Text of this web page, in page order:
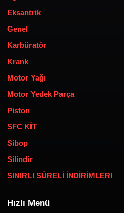
Eksantrik
Genel
Karbüratör
Krank
Motor Yağı
Motor Yedek Parça
Piston
SFC KİT
Sibop
Silindir
SINIRLI SÜRELİ İNDİRİMLER!
Hızlı Menü